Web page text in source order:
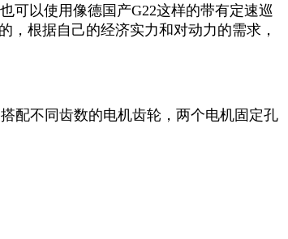
可以使用像德国产G22这样的带有定速巡
根据自己的经济实力和对动力的需求，
配不同齿数的电机齿轮，两个电机固定孔